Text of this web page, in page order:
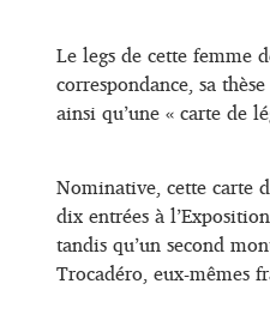
Le legs de cette femme
correspondance, sa
ainsi qu’une « carte de
Nominative, cette carte
dix entrées à
tandis qu’un second
Trocadéro, eux-mêmes